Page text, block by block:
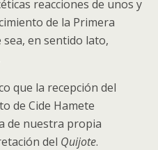
reacciones de unos y
de la Primera
en sentido lato,
que la recepción del
de Cide Hamete
de nuestra propia
del Quijote.